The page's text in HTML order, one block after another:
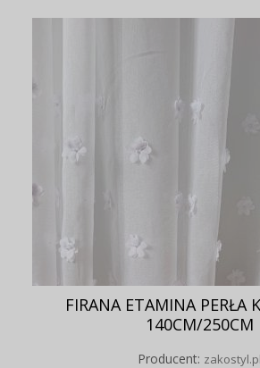
FIRANA ETAMINA PERŁA
140CM/250CM
Producent: zakostyl.pl